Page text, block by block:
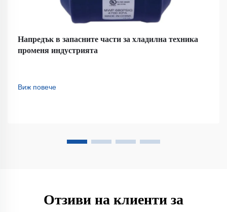
Напредък в запасните части за хладилна техника
променя индустрията
Виж повече
Отзиви на клиенти за